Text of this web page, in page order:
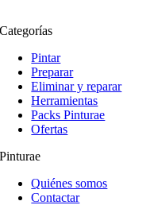
Categorías
Pintar
Preparar
Eliminar y reparar
Herramientas
Packs Pinturae
Ofertas
Pinturae
Quiénes somos
Contactar